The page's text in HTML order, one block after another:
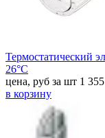
Термостатический
26°С
цена, руб за шт 1 355
в корзину